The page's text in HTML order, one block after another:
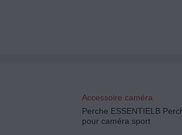
Accessoire caméra
Perche ESSENTIELB
pour caméra sport